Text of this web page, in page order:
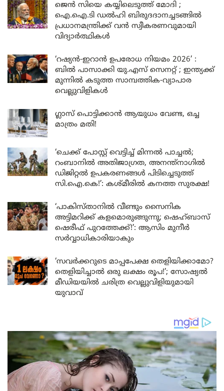
ജെൻ സിയെ കയ്യിലെടുത്ത് മോദി ;
ഐ.ഐ.ടി ഡൽഹി ബിരുദദാനച്ചടങ്ങിൽ
പ്രധാനമന്ത്രിക്ക് വൻ സ്വീകരണവുമായി
വിദ്യാർത്ഥികൾ
‘റഷ്യൻ-ഇറാൻ ഉപരോധ നിയമം 2026’ :
ബിൽ പാസാക്കി യു.എസ് സെനറ്റ് ; ഇന്ത്യക്ക്
മുന്നിൽ കടുത്ത സാമ്പത്തിക-വ്യാപാര
വെല്ലുവിളികൾ
ഗ്ലാസ് പൊട്ടിക്കാൻ ആയുധം വേണ്ട, ഒച്ച
മാത്രം മതി!
‘ചെക്ക് പോസ്റ്റ് വെട്ടിച്ച് മിന്നൽ പാച്ചൽ;
റംബാനിൽ അതിജാഗ്രത, അനന്ത്നാഗിൽ
ഡിജിറ്റൽ ഉപകരണങ്ങൾ പിടിച്ചെടുത്ത്
സി.ഐ.കെ!’: കശ്മീരിൽ കനത്ത സുരക്ഷ!
‘പാകിസ്താനിൽ വീണ്ടും സൈനിക
അട്ടിമറിക്ക് കളമൊരുങ്ങുന്നു; ഷെഹ്ബാസ്
ഷെരീഫ് പുറത്തേക്ക്!’: ആസിം മുനീർ
സർവ്വാധികാരിയാകും
‘സവർക്കറുടെ മാപ്പപേക്ഷ തെളിയിക്കാമോ?
തെളിയിച്ചാൽ ഒരു ലക്ഷം രൂപ!’; സോഷ്യൽ
മീഡിയയിൽ ചരിത്ര വെല്ലുവിളിയുമായി
യുവാവ്